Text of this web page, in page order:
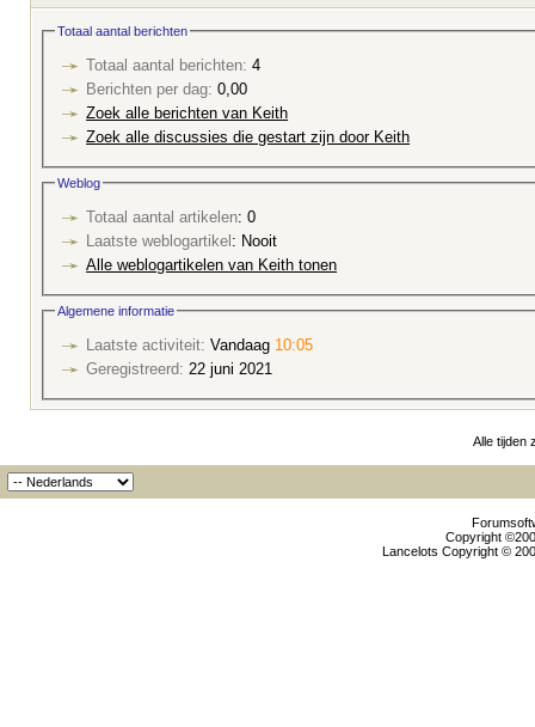
Totaal aantal berichten
Totaal aantal berichten: 4
Berichten per dag: 0,00
Zoek alle berichten van Keith
Zoek alle discussies die gestart zijn door Keith
Weblog
Totaal aantal artikelen: 0
Laatste weblogartikel
: Nooit
Alle weblogartikelen van Keith tonen
Algemene informatie
Laatste activiteit: Vandaag 10:05
Geregistreerd: 22 juni 2021
Alle tijden
Copyright
Lancelots Copyright ©